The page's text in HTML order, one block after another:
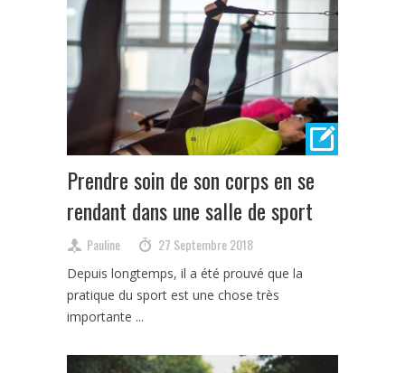
Prendre soin de son corps en se
rendant dans une salle de sport
Pauline 27 Septembre 2018
Depuis longtemps, il a été prouvé que la
pratique du sport est une chose très
importante ...